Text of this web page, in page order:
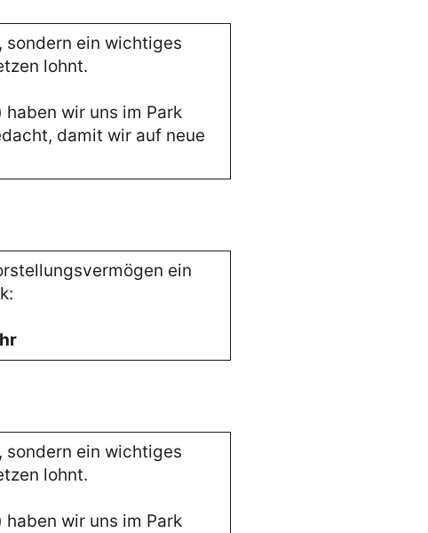
ein wichtiges
lohnt.
wir uns im Park
damit wir auf neue
ein
ein wichtiges
lohnt.
wir uns im Park